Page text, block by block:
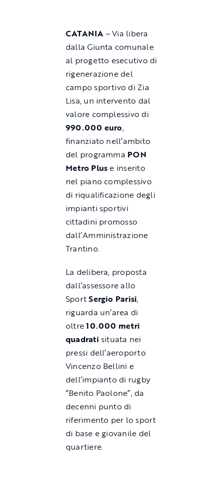
CATANIA – Via libera
dalla Giunta comunale
al progetto esecutivo di
rigenerazione del
campo sportivo di Zia
Lisa, un intervento dal
valore complessivo di
990.000 euro,
finanziato nell’ambito
del programma PON
Metro Plus e inserito
nel piano complessivo
di riqualificazione degli
impianti sportivi
cittadini promosso
dall’Amministrazione
Trantino.
La delibera, proposta
dall’assessore allo
SportSergio Parisi,
riguarda un’area di
oltre10.000 metri
quadrati situata nei
pressi dell’aeroporto
Vincenzo Bellini e
dell’impianto di rugby
“Benito Paolone”, da
decenni punto di
riferimento per lo sport
di base e giovanile del
quartiere.